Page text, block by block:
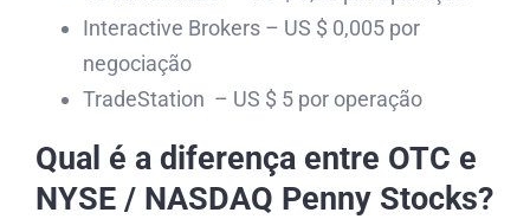
Interactive Brokers – US $ 0,005 por
negociação
TradeStation – US $ 5 por operação
Qual é a diferença entre OTC e
NYSE / NASDAQ Penny Stocks?